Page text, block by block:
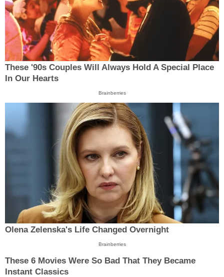
These '90s Couples Will Always Hold A Special Place
In Our Hearts
Brainberries
Olena Zelenska's Life Changed Overnight
Brainberries
These 6 Movies Were So Bad That They Became
Instant Classics